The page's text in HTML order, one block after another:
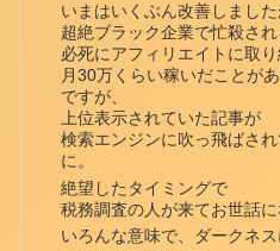
いまはいくぶん改善しました
超絶ブラック企業で忙殺さ
必死にアフィリエイトに取
月30万くらい稼いだことがあ
ですが、
上位表示されていた記事が
検索エンジンに吹っ飛ばさ
に。
絶望したタイミングで
税務調査の人が来てお世話に
いろんな意味で、ダークネス